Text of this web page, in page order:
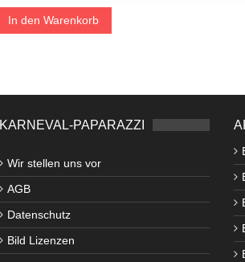
In den Warenkorb
KARNEVAL-PAPARAZZI
Wir stellen uns vor
AGB
Datenschutz
Bild Lizenzen